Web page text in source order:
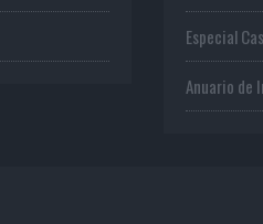
Especial
Anuario de